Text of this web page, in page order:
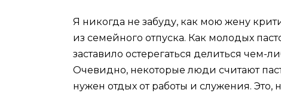
Я никогда не забуду, как мою жену
из семейного отпуска. Как молодых
заставило остерегаться делиться
Очевидно, некоторые люди считают
нужен отдых от работы и служения.